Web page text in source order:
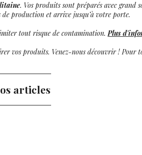
. Vos produits sont préparés avec grand
de production et arrive jusqu’à votre porte.
tout risque de contamination.Plus
vos produits. Venez-nous découvrir ! Pour
articles